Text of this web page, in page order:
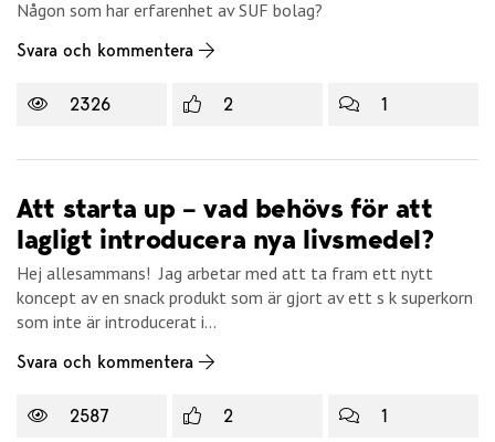
2326 2 1
Någon som har erfarenhet av SUF bolag?
Svara och kommentera
2587 2 1
Att starta up – vad behövs för att
lagligt introducera nya livsmedel?
Hej allesammans! Jag arbetar med att ta fram ett nytt
koncept av en snack produkt som är gjort av ett s k superkorn
som inte är introducerat i...
Svara och kommentera